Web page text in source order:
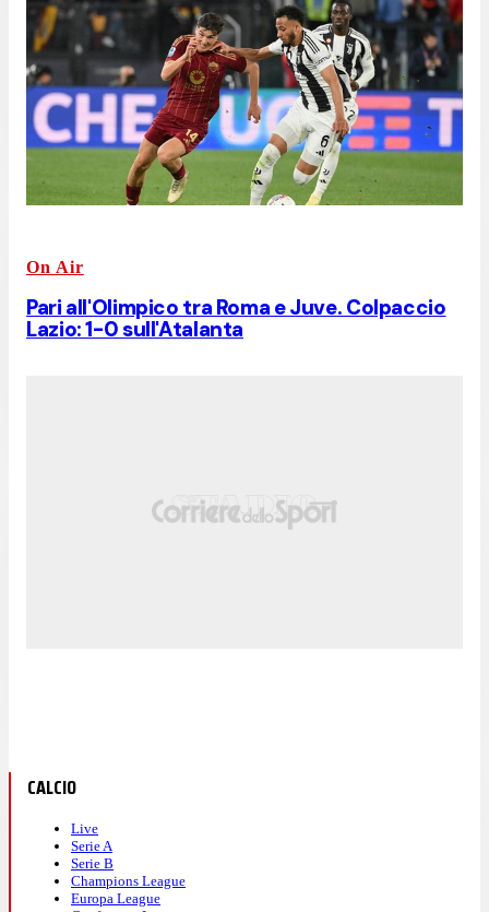
On Air
Pari all'Olimpico tra Roma e Juve. Colpaccio
Lazio: 1-0 sull'Atalanta
CALCIO
Live
Serie A
Serie B
Champions League
Europa League